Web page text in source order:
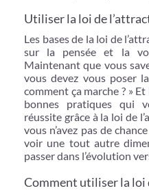
Utiliser la loi de
Les bases de la loi de
sur la pensée et la
Maintenant que vous
vous devez vous poser
comment ça marche ? »
bonnes pratiques qui
réussite grâce à la loi de
vous n’avez pas de
voir une tout autre
passer dans l’évolution
Comment utiliser la loi